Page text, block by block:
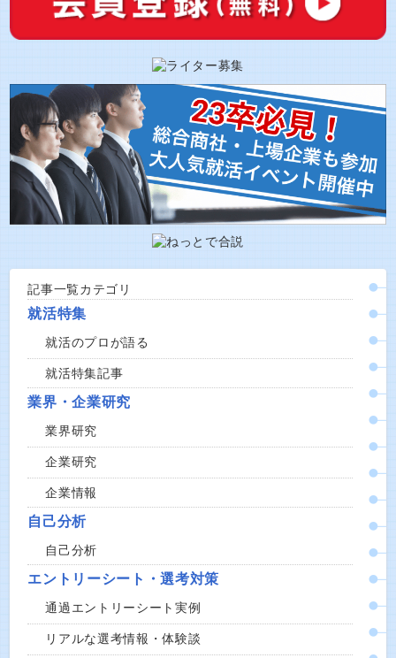
記事一覧カテゴリ
就活特集
就活のプロが語る
就活特集記事
業界・企業研究
業界研究
企業研究
企業情報
自己分析
自己分析
エントリーシート・選考対策
通過エントリーシート実例
リアルな選考情報・体験談